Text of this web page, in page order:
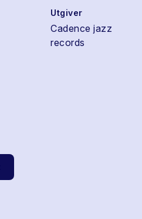
Utgiver
Cadence jazz
records